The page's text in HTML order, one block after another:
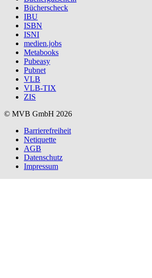
Bücherscheck
IBU
ISBN
ISNI
medien.jobs
Metabooks
Pubeasy
Pubnet
VLB
VLB-TIX
ZIS
© MVB GmbH 2026
Barrierefreiheit
Netiquette
AGB
Datenschutz
Impressum